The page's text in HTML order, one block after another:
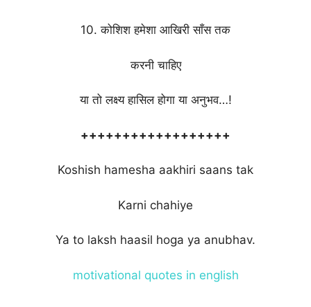
10. कोशिश हमेशा आखिरी साँस तक
करनी चाहिए
या तो लक्ष्य हासिल होगा या अनुभव…!
++++++++++++++++++
Koshish hamesha aakhiri saans tak
Karni chahiye
Ya to laksh haasil hoga ya anubhav.
motivational quotes in english